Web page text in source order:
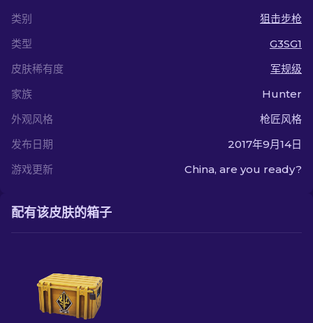
类别
狙击步枪
类型
G3SG1
皮肤稀有度
军规级
家族
Hunter
外观风格
枪匠风格
发布日期
2017年9月14日
游戏更新
China, are you ready?
配有该皮肤的箱子